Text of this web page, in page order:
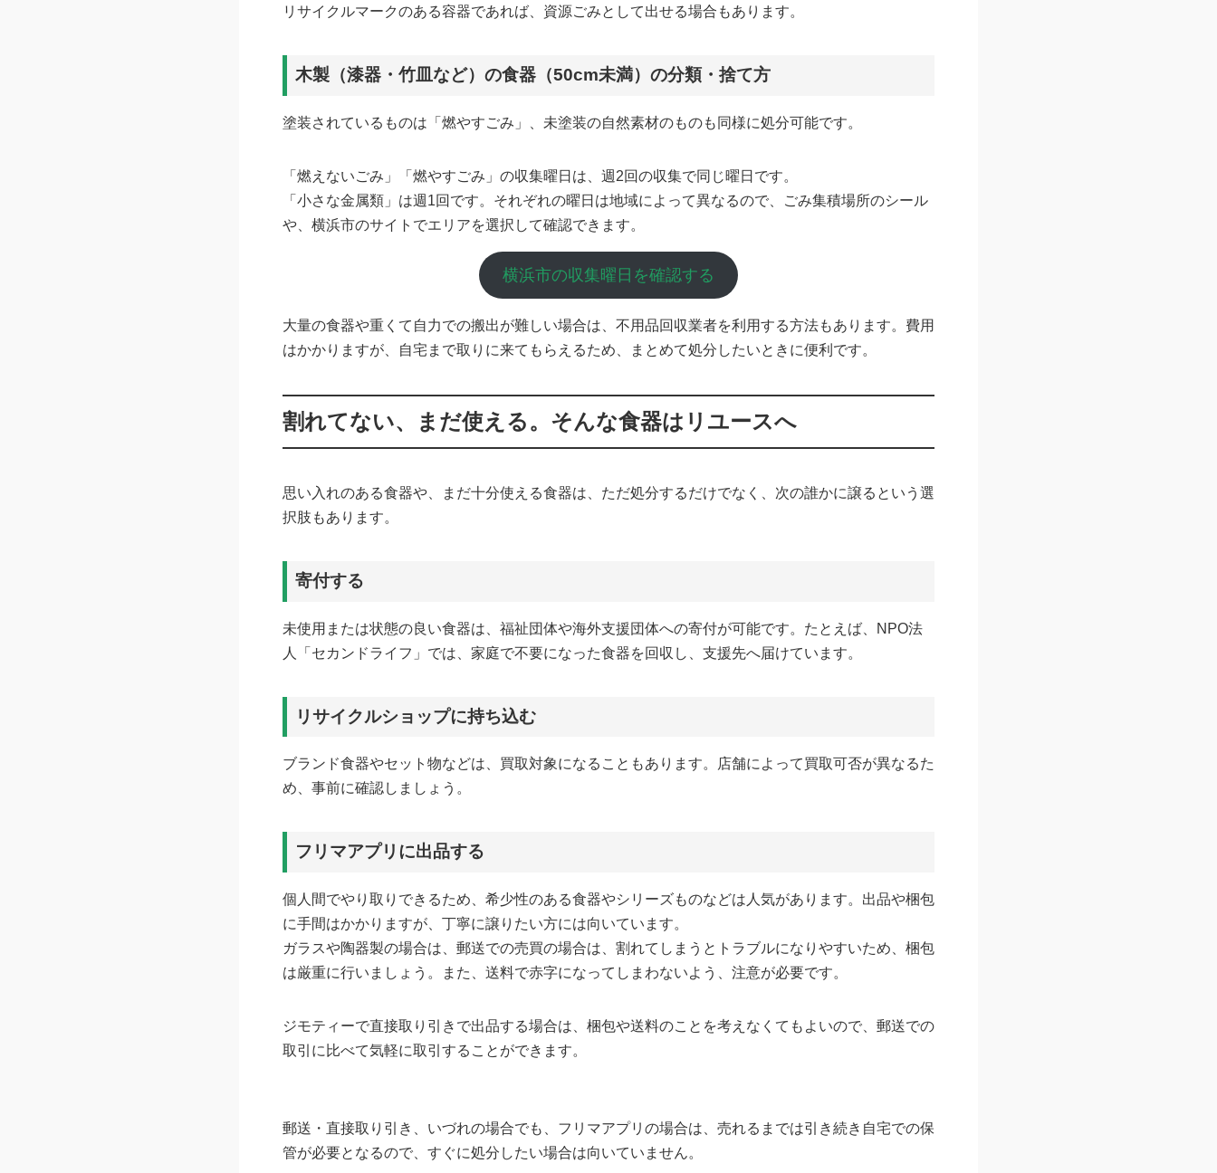
リサイクルマークのある容器であれば、資源ごみとして出せる場合もあります。
木製（漆器・竹皿など）の食器（50cm未満）の分類・捨て方
塗装されているものは「燃やすごみ」、未塗装の自然素材のものも同様に処分可能です。
「燃えないごみ」「燃やすごみ」の収集曜日は、週2回の収集で同じ曜日です。
「小さな金属類」は週1回です。それぞれの曜日は地域によって異なるので、ごみ集積場所のシール
や、横浜市のサイトでエリアを選択して確認できます。
横浜市の収集曜日を確認する
大量の食器や重くて自力での搬出が難しい場合は、不用品回収業者を利用する方法もあります。費用
はかかりますが、自宅まで取りに来てもらえるため、まとめて処分したいときに便利です。
割れてない、まだ使える。そんな食器はリユースへ
思い入れのある食器や、まだ十分使える食器は、ただ処分するだけでなく、次の誰かに譲るという選
択肢もあります。
寄付する
未使用または状態の良い食器は、福祉団体や海外支援団体への寄付が可能です。たとえば、NPO法
人「セカンドライフ」では、家庭で不要になった食器を回収し、支援先へ届けています。
リサイクルショップに持ち込む
ブランド食器やセット物などは、買取対象になることもあります。店舗によって買取可否が異なるた
め、事前に確認しましょう。
フリマアプリに出品する
個人間でやり取りできるため、希少性のある食器やシリーズものなどは人気があります。出品や梱包
に手間はかかりますが、丁寧に譲りたい方には向いています。
ガラスや陶器製の場合は、郵送での売買の場合は、割れてしまうとトラブルになりやすいため、梱包
は厳重に行いましょう。また、送料で赤字になってしまわないよう、注意が必要です。
ジモティーで直接取り引きで出品する場合は、梱包や送料のことを考えなくてもよいので、郵送での
取引に比べて気軽に取引することができます。
郵送・直接取り引き、いづれの場合でも、フリマアプリの場合は、売れるまでは引き続き自宅での保
管が必要となるので、すぐに処分したい場合は向いていません。